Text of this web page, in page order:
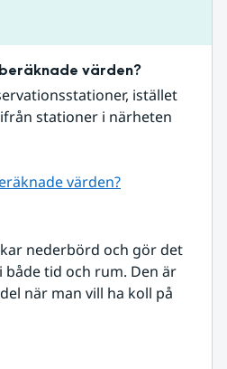
värden?
istället
stationer i närheten
värden?
nederbörd och gör det
tid och rum. Den är
när man vill ha koll på